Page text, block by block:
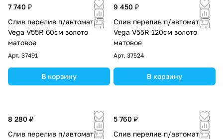
7 740 ₽
Слив перелив п/автомат
Vega V55R 60см золото
матовое
Арт. 37491
В корзину
9 450 ₽
Слив перелив п/автомат
Vega V55R 120см золото
матовое
Арт. 37524
В корзину
8 280 ₽
Слив перелив п/автомат
5 760 ₽
Слив перелив п/автомат